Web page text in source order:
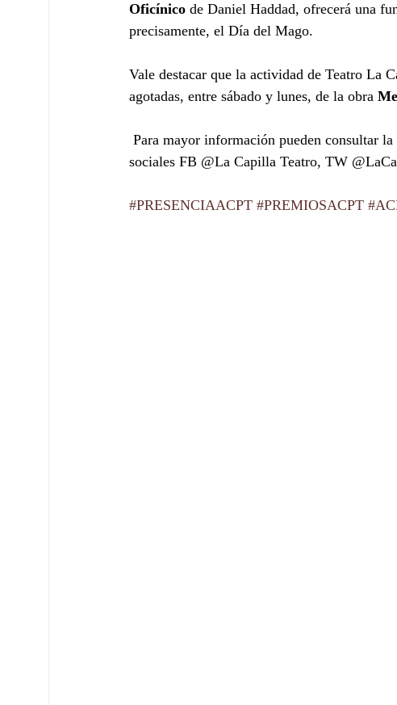
Oficínico de Daniel Haddad, ofrecerá una
precisamente, el Día del Mago.
Vale destacar que la actividad de Teatro La
agotadas, entre sábado y lunes, de la obra
sociales FB @La Capilla Teatro, TW
#PRESENCIAACPT #PREMIOSACPT